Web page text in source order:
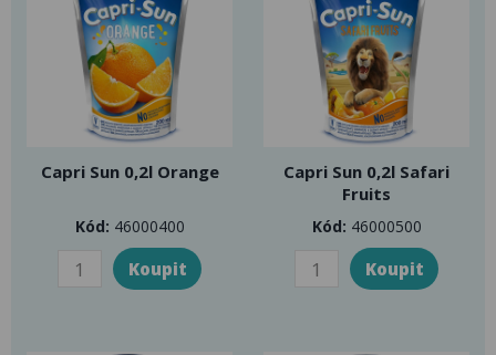
Capri Sun 0,2l Orange
Kód: 46000400
Capri Sun 0,2l Safari
Fruits
Kód: 46000500